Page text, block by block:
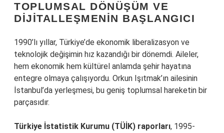
TOPLUMSAL DÖNÜŞÜM VE
DIJITALLEŞMENIN BAŞLANGICI
1990’lı yıllar, Türkiye’de ekonomik liberalizasyon ve
teknolojik değişimin hız kazandığı bir dönemdi. Aileler,
hem ekonomik hem kültürel anlamda şehir hayatına
entegre olmaya çalışıyordu. Orkun Işıtmak’ın ailesinin
İstanbul’da yerleşmesi, bu geniş toplumsal hareketin bir
parçasıdır.
Türkiye İstatistik Kurumu (TÜİK) raporları, 1995-